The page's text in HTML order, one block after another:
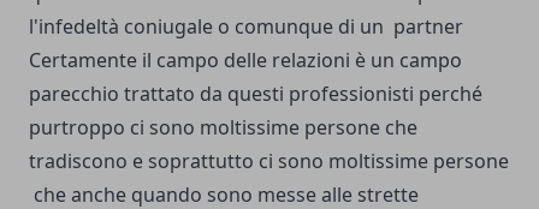
l'infedeltà coniugale o comunque di un partner
Certamente il campo delle relazioni è un campo
parecchio trattato da questi professionisti perché
purtroppo ci sono moltissime persone che
tradiscono e soprattutto ci sono moltissime persone
che anche quando sono messe alle strette